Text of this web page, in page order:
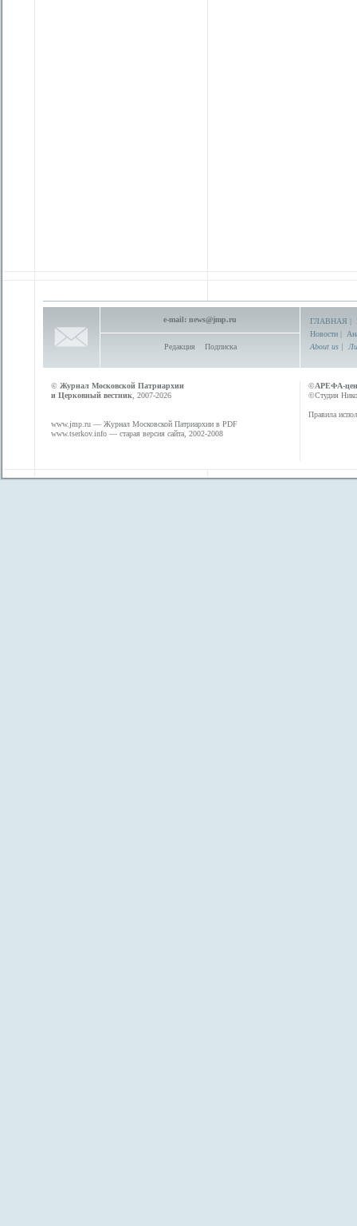
e-mail: news@jmp.ru
Редакция Подписка
ГЛАВНАЯ |
Новости |
About us |
© Журнал Московской Патриархии
и Церковный вестник , 2007-2026
www.jmp.ru — Журнал Московской Патриархии в PDF
www.tserkov.info — старая версия сайта, 2002-2008
©АРЕФА-
©Студия
Правила